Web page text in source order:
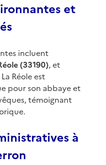
et
incluent
(33190), et
La Réole est
pour son abbaye et
témoignant
à